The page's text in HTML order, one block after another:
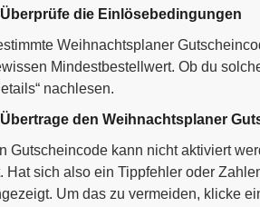
Überprüfe die Einlösebedingungen
Weihnachtsplaner
Mindestbestellwert. Ob du
nachlesen.
Übertrage den Weihnachtsplaner
Gutscheincode kann nicht aktiviert
Hat sich also ein Tippfehler oder
Um das zu vermeiden, klicke